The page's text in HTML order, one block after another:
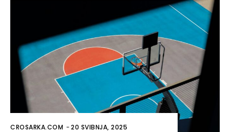
CROSARKA.COM -20 SVIBNJA, 2025